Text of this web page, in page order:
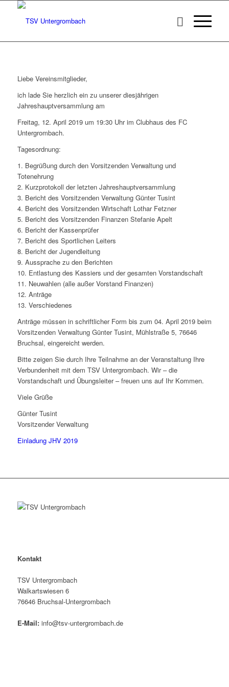
Liebe Vereinsmitglieder,
ich lade Sie herzlich ein zu unserer diesjährigen
Jahreshauptversammlung am
Freitag, 12. April 2019 um 19:30 Uhr im Clubhaus des FC
Untergrombach.
Tagesordnung:
1. Begrüßung durch den Vorsitzenden Verwaltung und
Totenehrung
2. Kurzprotokoll der letzten Jahreshauptversammlung
3. Bericht des Vorsitzenden Verwaltung Günter Tusint
4. Bericht des Vorsitzenden Wirtschaft Lothar Fetzner
5. Bericht des Vorsitzenden Finanzen Stefanie Apelt
6. Bericht der Kassenprüfer
7. Bericht des Sportlichen Leiters
8. Bericht der Jugendleitung
9. Aussprache zu den Berichten
10. Entlastung des Kassiers und der gesamten Vorstandschaft
11. Neuwahlen (alle außer Vorstand Finanzen)
12. Anträge
13. Verschiedenes
Anträge müssen in schriftlicher Form bis zum 04. April 2019 beim
Vorsitzenden Verwaltung Günter Tusint, Mühlstraße 5, 76646
Bruchsal, eingereicht werden.
Bitte zeigen Sie durch Ihre Teilnahme an der Veranstaltung Ihre
Verbundenheit mit dem TSV Untergrombach. Wir – die
Vorstandschaft und Übungsleiter – freuen uns auf Ihr Kommen.
Viele Grüße
Günter Tusint
Vorsitzender Verwaltung
Einladung JHV 2019
Kontakt
TSV Untergrombach
Walkartswiesen 6
76646 Bruchsal-Untergrombach
E-Mail: info@tsv-untergrombach.de